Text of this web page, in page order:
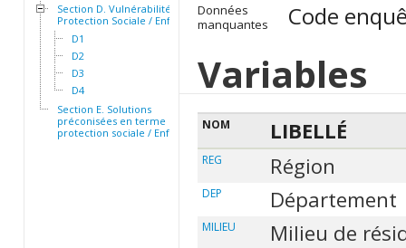
Section D. Vulnérabilité et
Protection Sociale / Enfants
D1
D2
D3
D4
Section E. Solutions
préconisées en terme de
protection sociale / Enfants
Données
manquantes
Code
Variables
NOM LIBELLÉ
REG Région
DEP Département
MILIEU Milieu de